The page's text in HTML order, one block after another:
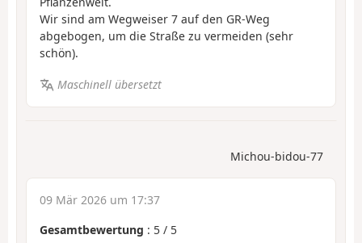
Wir sind am Wegweiser 7 auf den GR-Weg
abgebogen, um die Straße zu vermeiden (sehr
schön).
Maschinell übersetzt
Michou-bidou-77
09 Mär 2026 um 17:37
Gesamtbewertung : 5 / 5